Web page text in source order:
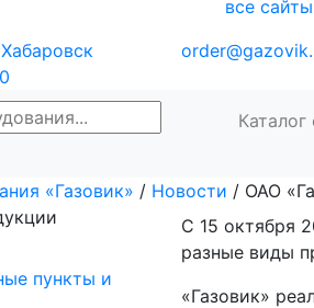
все сайты
Хабаровск
«Газовик» / Новости / ОАО
пункты и
С 15 октября
разные виды
«Газовик»